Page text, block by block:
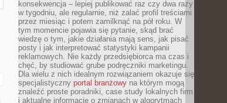
konsekwencja – lepiej publikować raz czy dwa razy
w tygodniu, ale regularnie, niż zalać profil treściami
przez miesiąc i potem zamilknąć na pół roku. W
tym momencie pojawia się pytanie, skąd brać
wiedzę o tym, jakie działania mają sens, jak pisać
posty i jak interpretować statystyki kampanii
reklamowych. Nie każdy przedsiębiorca ma czas i
chęć, by studiować grube podręczniki marketingu.
Dla wielu z nich idealnym rozwiązaniem okazuje się
specjalistyczny portal branżowy na którym mogą
znaleźć proste poradniki, case study lokalnych firm
i aktualne informacje o zmianach w algorytmach